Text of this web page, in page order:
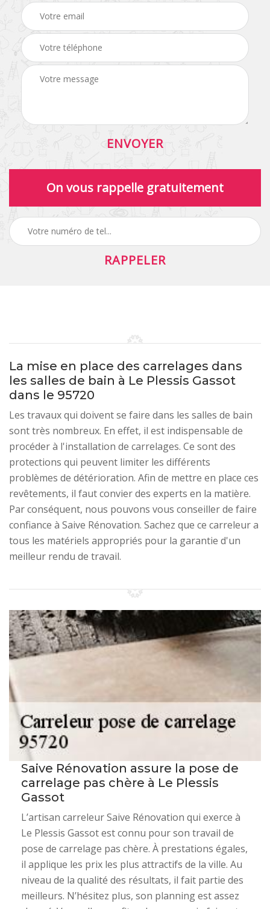
On vous rappelle gratuitement
La mise en place des carrelages dans
les salles de bain à Le Plessis Gassot
dans le 95720
Les travaux qui doivent se faire dans les salles de bain
sont très nombreux. En effet, il est indispensable de
procéder à l'installation de carrelages. Ce sont des
protections qui peuvent limiter les différents
problèmes de détérioration. Afin de mettre en place ces
revêtements, il faut convier des experts en la matière.
Par conséquent, nous pouvons vous conseiller de faire
confiance à Saive Rénovation. Sachez que ce carreleur a
tous les matériels appropriés pour la garantie d'un
meilleur rendu de travail.
Saive Rénovation assure la pose de
carrelage pas chère à Le Plessis
Gassot
L’artisan carreleur Saive Rénovation qui exerce à
Le Plessis Gassot est connu pour son travail de
pose de carrelage pas chère. À prestations égales,
il applique les prix les plus attractifs de la ville. Au
niveau de la qualité des résultats, il fait partie des
meilleurs. N’hésitez plus, son planning est assez